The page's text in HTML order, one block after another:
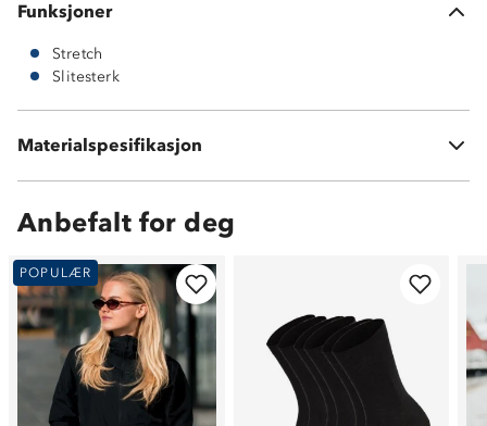
Funksjoner
Stretch
Slitesterk
Materialspesifikasjon
Kontraststoff: 87 % nylon 145GSM, 13 % elastan
Anbefalt for deg
POPULÆR